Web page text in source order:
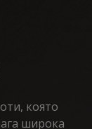
която
широка